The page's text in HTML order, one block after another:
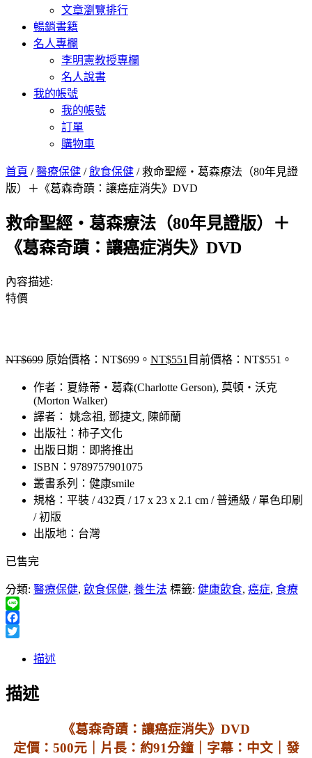
文章瀏覽排行
暢銷書籍
名人專欄
李明憲教授專欄
名人說書
我的帳號
我的帳號
訂單
購物車
首頁 /醫療保健 /飲食保健 / 救命聖經‧葛森療法（80年見證
版）＋《葛森奇蹟：讓癌症消失》DVD
救命聖經‧葛森療法（80年見證版）＋
《葛森奇蹟：讓癌症消失》DVD
內容描述:
特價
NT$699 原始價格：NT$699。 NT$551 目前價格：NT$551。
作者：夏綠蒂‧葛森(Charlotte Gerson), 莫頓‧沃克
(Morton Walker)
譯者： 姚念祖, 鄧捷文, 陳師蘭
出版社：柿子文化
出版日期：即將推出
ISBN：9789757901075
叢書系列：健康smile
規格：平裝 / 432頁 / 17 x 23 x 2.1 cm / 普通級 / 單色印刷
/ 初版
出版地：台灣
已售完
分類: 醫療保健, 飲食保健, 養生法 標籤: 健康飲食, 癌症, 食療
Line
Facebook
描述
描述
《葛森奇蹟：讓癌症消失》DVD
定價：500元｜片長：約91分鐘｜字幕：中文｜發